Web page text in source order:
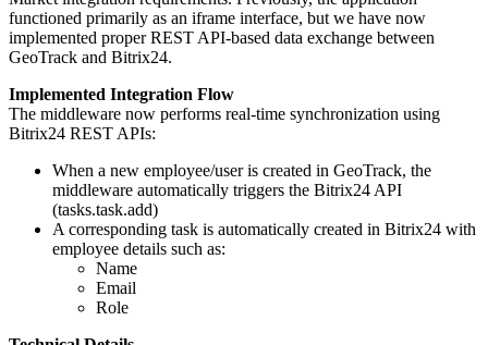
functioned primarily as an iframe interface, but we have now
implemented proper REST API-based data exchange between
GeoTrack and Bitrix24.
Implemented Integration Flow
The middleware now performs real-time synchronization using
Bitrix24 REST APIs:
When a new employee/user is created in GeoTrack, the
middleware automatically triggers the Bitrix24 API
(tasks.task.add)
A corresponding task is automatically created in Bitrix24 with
employee details such as:
Name
Email
Role